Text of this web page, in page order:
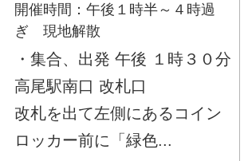
開催時間：午後１時半～４時過
ぎ 現地解散
・集合、出発 午後 １時３０分
高尾駅南口 改札口
改札を出て左側にあるコイン
ロッカー前に「緑色...